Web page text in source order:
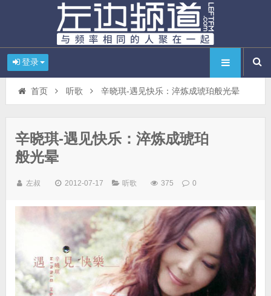
登录
首页 听歌 辛晓琪-遇见快乐：淬炼成琥珀般光晕
辛晓琪-遇见快乐：淬炼成琥珀
般光晕
左叔 2012-07-17 听歌 375 0